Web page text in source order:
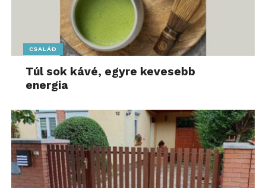
CSALÁD
Túl sok kávé, egyre kevesebb
energia